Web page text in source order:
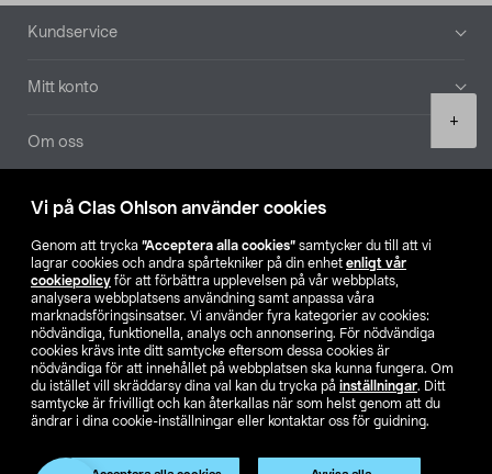
Vi på Clas Ohlson använder cookies
Genom att trycka ”Acceptera alla cookies” samtycker du till att vi
lagrar cookies och andra spårtekniker på din enhet enligt vår
cookiepolicy för att förbättra upplevelsen på vår webbplats,
analysera webbplatsens användning samt anpassa våra
marknadsföringsinsatser. Vi använder fyra kategorier av cookies:
nödvändiga, funktionella, analys och annonsering. För nödvändiga
cookies krävs inte ditt samtycke eftersom dessa cookies är
nödvändiga för att innehållet på webbplatsen ska kunna fungera. Om
du istället vill skräddarsy dina val kan du trycka på inställningar. Ditt
samtycke är frivilligt och kan återkallas när som helst genom att du
ändrar i dina cookie-inställningar eller kontaktar oss för guidning.
+
Sidfot
Kundservice
Mitt konto
Om oss
Aktuellt
Våra bolag
Hitta butik
SE NO FI